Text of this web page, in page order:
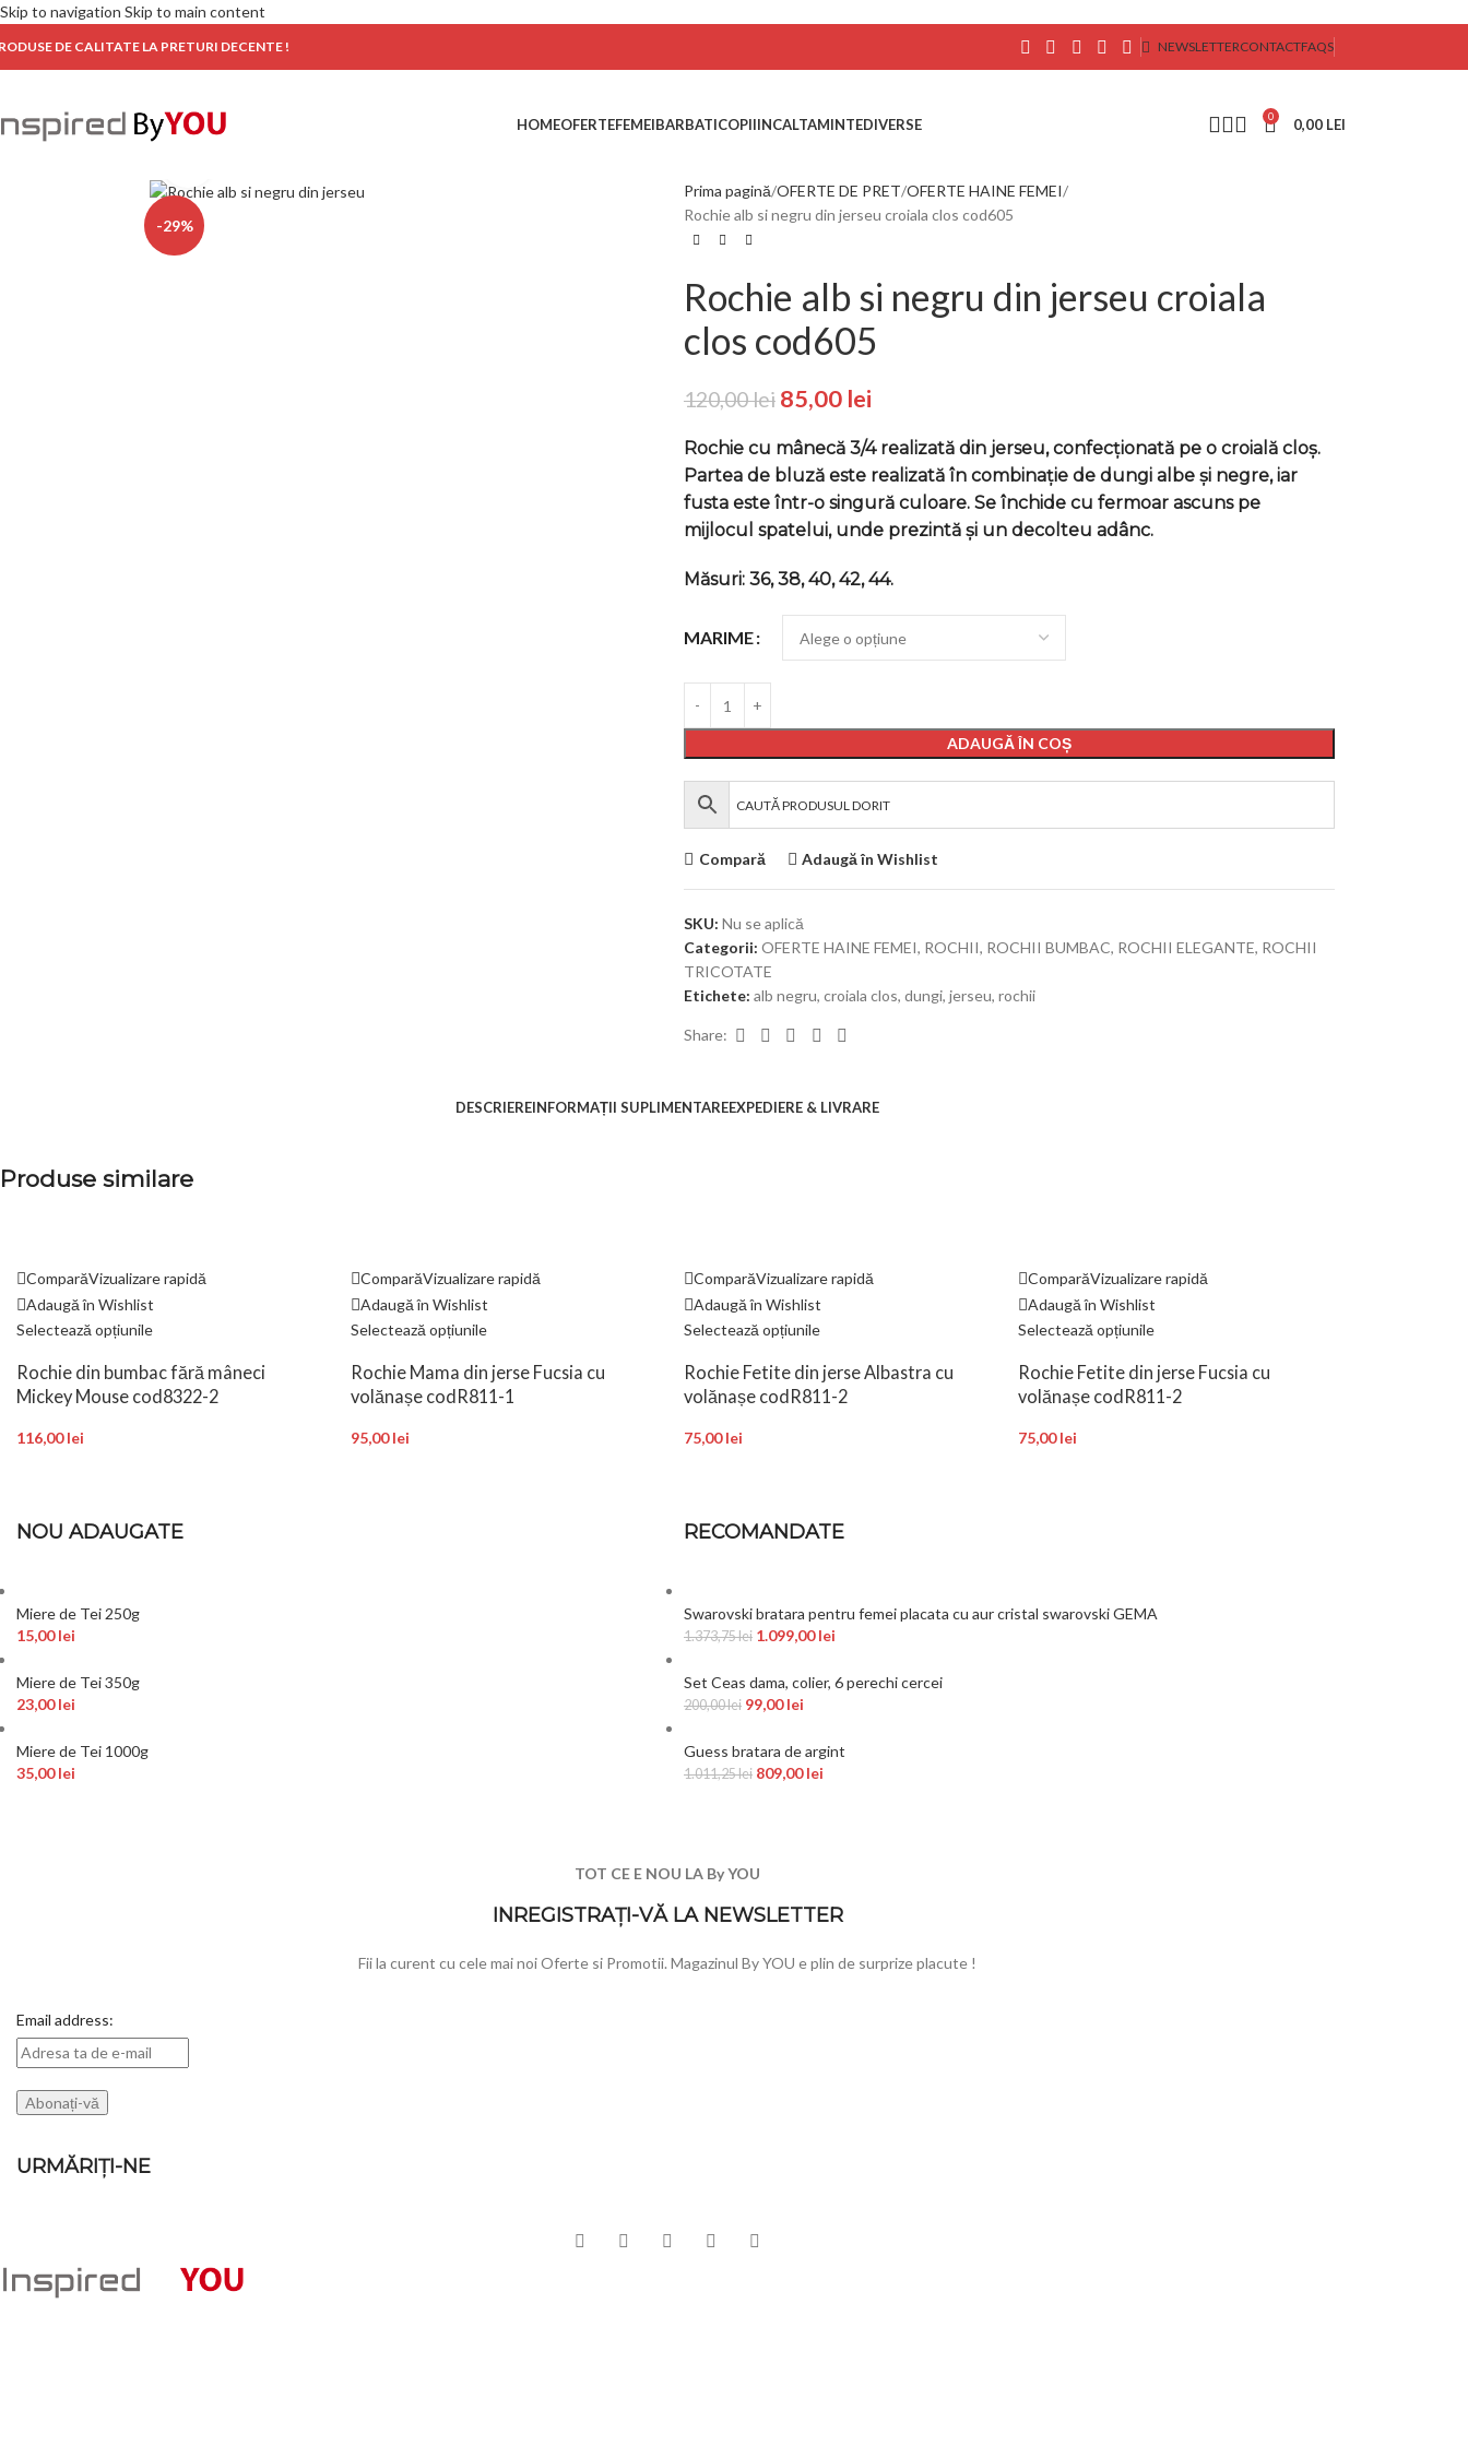
Skip to navigation Skip to main content
DE CALITATE LA PRETURI DECENTE ! NEWSLETTERCONTACTFAQS
HOMEOFERTEFEMEIBARBATICOPIIINCALTAMINTEDIVERSE 0 0,00 LEI
-29%
Prima pagină OFERTE DE PRET OFERTE HAINE FEMEI
Rochie alb si negru din jerseu croiala clos cod605
Rochie alb si negru din jerseu croiala
clos cod605
120,00lei 85,00 lei
Rochie cu mânecă 3/4 realizată din jerseu, confecționată pe o croială cloș.
Partea de bluză este realizată în combinație de dungi albe și negre, iar
fusta este într-o singură culoare. Se închide cu fermoar ascuns pe
mijlocul spatelui, unde prezintă și un decolteu adânc.
Măsuri: 36, 38, 40, 42, 44.
MARIME
ADAUGĂ ÎN COȘ
Compară Adaugă în Wishlist
SKU: Nu se aplică
Categorii: OFERTE HAINE FEMEI, ROCHII, ROCHII BUMBAC, ROCHII ELEGANTE, ROCHII
TRICOTATE
Etichete: alb negru, croiala clos, dungi, jerseu, rochii
Share:
DESCRIEREINFORMAȚII SUPLIMENTAREEXPEDIERE & LIVRARE
Produse similare
ComparăVizualizare rapidă
Adaugă în Wishlist
Selectează opțiunile
Rochie din bumbac fără mâneci
Mickey Mouse cod8322-2
116,00lei
ComparăVizualizare rapidă
Adaugă în Wishlist
Selectează opțiunile
Rochie Mama din jerse Fucsia cu
volănașe codR811-1
95,00lei
ComparăVizualizare rapidă
Adaugă în Wishlist
Selectează opțiunile
Rochie Fetite din jerse Albastra cu
volănașe codR811-2
75,00lei
ComparăVizualizare rapidă
Adaugă în Wishlist
Selectează opțiunile
Rochie Fetite din jerse Fucsia cu
volănașe codR811-2
75,00lei
NOU ADAUGATE
Miere de Tei 250g
15,00lei
Miere de Tei 350g
23,00lei
Miere de Tei 1000g
35,00lei
RECOMANDATE
Swarovski bratara pentru femei placata cu aur cristal swarovski GEMA
1.373,75lei 1.099,00lei
Set Ceas dama, colier, 6 perechi cercei
200,00lei 99,00lei
Guess bratara de argint
1.011,25lei 809,00lei
TOT CE E NOU LA By YOU
INREGISTRAȚI-VĂ LA NEWSLETTER
Fii la curent cu cele mai noi Oferte si Promotii. Magazinul By YOU e plin de surprize placute !
Email address:
URMĂRIȚI-NE